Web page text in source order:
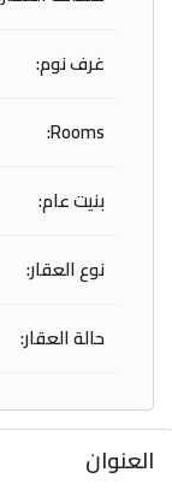
غرف نوم:
Rooms:
بنيت عام:
نوع العقار:
حالة العقار:
العنوان